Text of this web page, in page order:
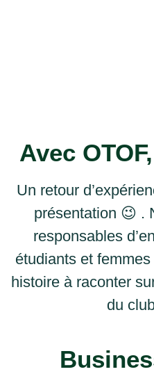
Avec
Un retour
présentation 😉 .
responsables
étudiants et
histoire à raconter
du